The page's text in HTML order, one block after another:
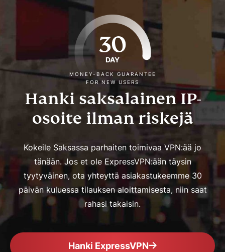
30
DAY
MONEY-BACK GUARANTEE
FOR NEW USERS
Hanki saksalainen IP-
osoite ilman riskejä
Kokeile Saksassa parhaiten toimivaa VPN:ää jo
tänään. Jos et ole ExpressVPN:ään täysin
tyytyväinen, ota yhteyttä asiakastukeemme 30
päivän kuluessa tilauksen aloittamisesta, niin saat
rahasi takaisin.
Hanki ExpressVPN